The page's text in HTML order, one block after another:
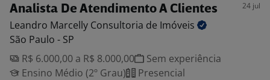
Analista De Atendimento A Clientes 24 jul
Leandro Marcelly Consultoria de Imóveis
São Paulo - SP
R$ 6.000,00 a R$ 8.000,00
Sem experiência
Ensino Médio (2º Grau)
Presencial